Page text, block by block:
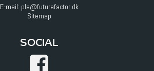
E-mail: ple@futurefactor.dk
Sitemap
SOCIAL